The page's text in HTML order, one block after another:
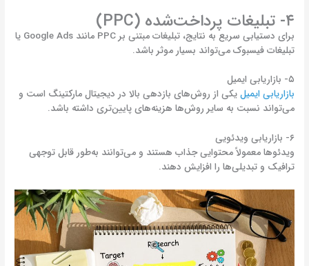
۴- تبلیغات پرداخت‌شده (PPC)
برای دستیابی سریع به نتایج، تبلیغات مبتنی بر PPC مانند Google Ads یا
تبلیغات فیسبوک می‌تواند بسیار موثر باشد.
۵- بازاریابی ایمیل
بازاریابی ایمیلیکی از روش‌های بازدهی بالا در دیجیتال مارکتینگ است و
می‌تواند نسبت به سایر روش‌ها هزینه‌های پایین‌تری داشته باشد.
۶- بازاریابی ویدئویی
ویدئوها معمولاً محتوایی جذاب هستند و می‌توانند به‌طور قابل توجهی
ترافیک و تبدیلی‌ها را افزایش دهند.